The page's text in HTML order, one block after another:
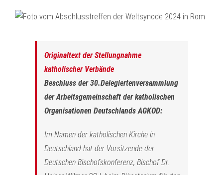
Originaltext der Stellungnahme
katholischer Verbände
Beschluss der 30.Delegiertenversammlung
der Arbeitsgemeinschaft der katholischen
Organisationen Deutschlands AGKOD:
Im Namen der katholischen Kirche in
Deutschland hat der Vorsitzende der
Deutschen Bischofskonferenz, Bischof Dr.